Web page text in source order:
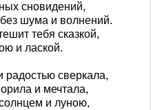
сновидений,
шума и волнений.
тебя сказкой,
и лаской.
радостью сверкала,
и мечтала,
и луною,